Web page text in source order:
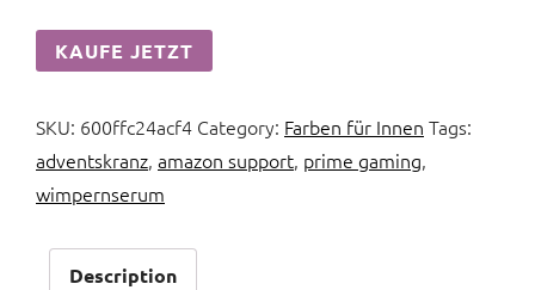
KAUFE JETZT
SKU: 600ffc24acf4 Category: Farben für Innen Tags:
adventskranz, amazon support, prime gaming,
wimpernserum
Description